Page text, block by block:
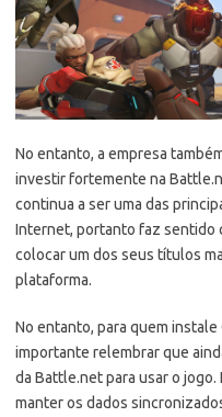
No entanto, a empresa
investir fortemente na
continua a ser uma das
Internet, portanto faz sentido
colocar um dos seus títulos
plataforma.
No entanto, para quem
importante relembrar que
da Battle.net para usar o
manter os dados